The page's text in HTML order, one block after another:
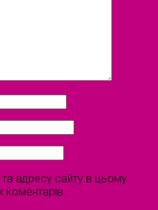
адресу сайту в цьому
коментарів.